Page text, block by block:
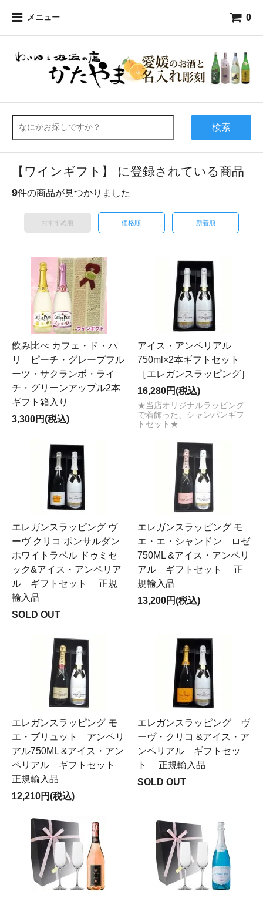
メニュー 0
検索
【ワインギフト】 に登録されている商品
9件の商品が見つかりました
おすすめ順 価格順 新着順
飲み比べ カフェ・ド・パ
リ ピーチ・グレープフル
ーツ・サクランボ・ライ
チ・グリーンアップル2本
ギフト箱入り
3,300円(税込)
アイス・アンペリアル
750ml×2本ギフトセット
［エレガンスラッピング］
16,280円(税込)
★当店オリジナルラッピング
で着飾った、シャンパンギフ
トセット★
エレガンスラッピング ヴ
ーヴ クリコ ポンサルダン
ホワイトラベル ドゥミセ
ック&アイス・アンペリア
ル ギフトセット 正規
輸入品
SOLD OUT
エレガンスラッピング モ
エ・エ・シャンドン ロゼ
750ML &アイス・アンペリ
アル ギフトセット 正
規輸入品
13,200円(税込)
エレガンスラッピング モ
エ・ブリュット アンペリ
アル750ML &アイス・アン
ペリアル ギフトセット
正規輸入品
12,210円(税込)
エレガンスラッピング ヴ
ーヴ・クリコ &アイス・ア
ンペリアル ギフトセッ
ト 正規輸入品
SOLD OUT